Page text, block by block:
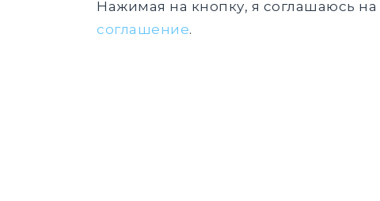
Нажимая на кнопку, я соглашаюсь на
соглашение.